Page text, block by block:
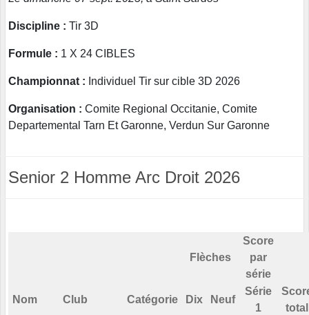
Discipline : Tir 3D
Formule : 1 X 24 CIBLES
Championnat : Individuel Tir sur cible 3D 2026
Organisation : Comite Regional Occitanie, Comite
Departemental Tarn Et Garonne, Verdun Sur Garonne
Senior 2 Homme Arc Droit 2026
Flèches
Score
par
série
Nom Club Catégorie Dix Neuf
Série
1
total